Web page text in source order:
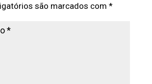
são marcados com *